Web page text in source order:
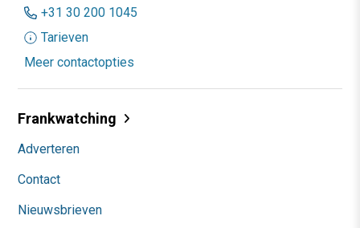
+31 30 200 1045
Tarieven
Meer contactopties
Frankwatching
Adverteren
Contact
Nieuwsbrieven